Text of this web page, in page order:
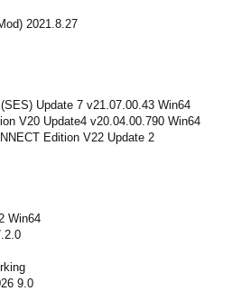
2021.8.27
Update 7 v21.07.00.43 Win64
V20 Update4 v20.04.00.790 Win64
Edition V22 Update 2
Win64
9.0